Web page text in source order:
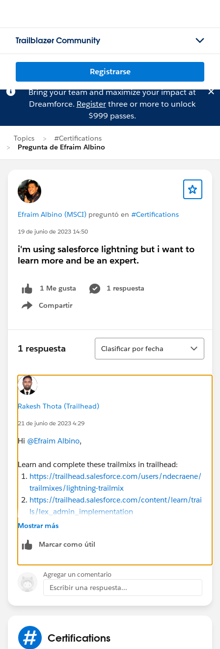
Trailblazer Community
Registrarse
Bring your team and maximize your impact at
Dreamforce. Registerthree or more to unlock
$999 passes.
Topics
#Certifications
Pregunta de Efraim Albino
Efraim Albino (MSCI) preguntó en #Certifications
19 de junio de 2023 14:50
i'm using salesforce lightning but i want to
learn more and be an expert.
1 Me gusta
1 respuesta
Compartir
Show menu
1 respuesta
Ordenar
Clasificar por fecha
Rakesh Thota (Trailhead)
21 de junio de 2023 4:29
Hi @Efraim Albino,
Learn and complete these trailmixs in trailhead:
https://trailhead.salesforce.com/users/ndecraene/
trailmixes/lightning-trailmix
https://trailhead.salesforce.com/content/learn/trai
ls/lex_admin_implementation
https://trailhead.salesforce.com/content/learn/trai
Mostrar más
Marcar como útil
Agregar un comentario
Escribir una respuesta...
Certifications